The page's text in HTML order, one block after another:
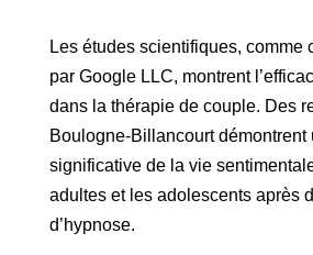
Les études scientifiques, comme
par Google LLC, montrent
dans la thérapie de couple. Des
Boulogne-Billancourt démontrent
significative de la vie
adultes et les adolescents après
d’hypnose.